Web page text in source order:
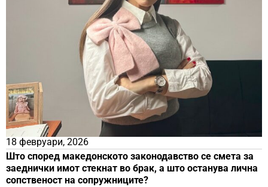
18 февруари, 2026
Што според македонското законодавство се смета за
заеднички имот стекнат во брак, а што останува лична
сопственост на сопружниците?